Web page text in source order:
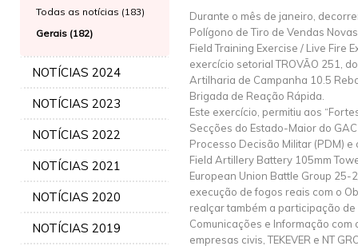
Todas as notícias (183)
Gerais (182)
NOTÍCIAS 2024
NOTÍCIAS 2023
NOTÍCIAS 2022
NOTÍCIAS 2021
NOTÍCIAS 2020
NOTÍCIAS 2019
Durante o mês de janeiro,
Polígono de Tiro de Vendas
Field Training Exercise / Live Fire
exercício setorial TROVÃO 251,
Artilharia de Campanha 10.5
Brigada de Reação Rápida.
Este exercício, permitiu aos
Secções do Estado-Maior do
Processo Decisão Militar (PDM)
Field Artillery Battery 105mm
European Union Battle Group 25-
execução de fogos reais com o
realçar também a participação
Comunicações e Informação com
empresas civis, TEKEVER e NT